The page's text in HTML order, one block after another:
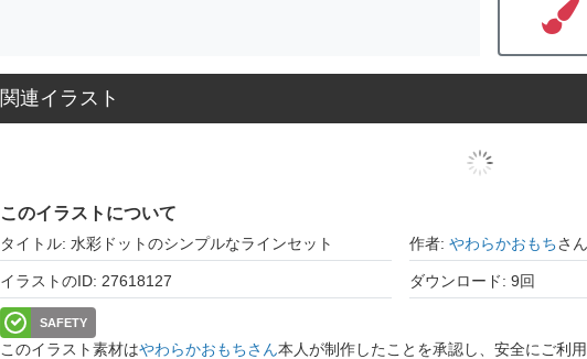
関連イラスト
このイラストについて
タイトル: 水彩ドットのシンプルなラインセット 作者: やわらかおもちさん
イラストのID: 27618127 ダウンロード: 9回
SAFETY
このイラスト素材はやわらかおもちさん本人が制作したことを承認し、安全にご利用